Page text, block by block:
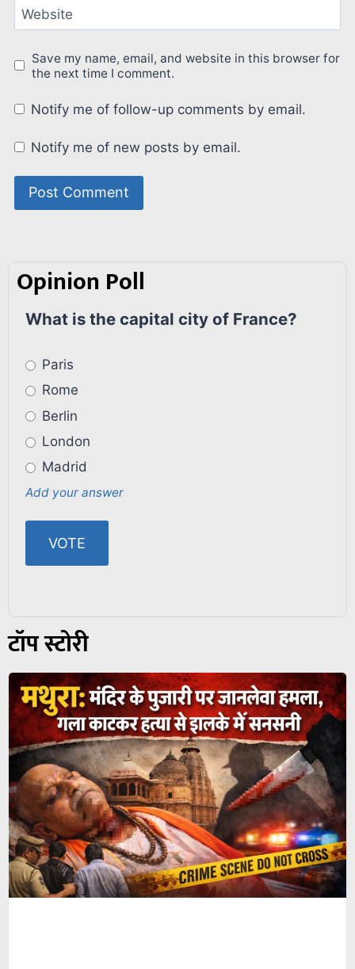
Website
Save my name, email, and website in this browser for
the next time I comment.
Notify me of follow-up comments by email.
Notify me of new posts by email.
Opinion Poll
What is the capital city of France?
Paris
Rome
Berlin
London
Madrid
Add your answer
टॉप स्टोरी